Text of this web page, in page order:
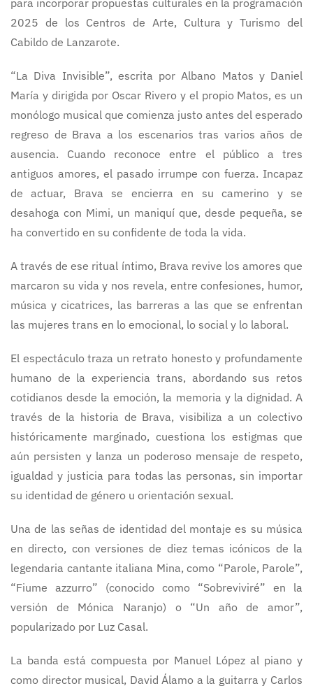
2025 de los Centros de Arte, Cultura y Turismo del
Cabildo de Lanzarote.
“La Diva Invisible”, escrita por Albano Matos y Daniel
María y dirigida por Oscar Rivero y el propio Matos, es un
monólogo musical que comienza justo antes del esperado
regreso de Brava a los escenarios tras varios años de
ausencia. Cuando reconoce entre el público a tres
antiguos amores, el pasado irrumpe con fuerza. Incapaz
de actuar, Brava se encierra en su camerino y se
desahoga con Mimi, un maniquí que, desde pequeña, se
ha convertido en su confidente de toda la vida.
A través de ese ritual íntimo, Brava revive los amores que
marcaron su vida y nos revela, entre confesiones, humor,
música y cicatrices, las barreras a las que se enfrentan
las mujeres trans en lo emocional, lo social y lo laboral.
El espectáculo traza un retrato honesto y profundamente
humano de la experiencia trans, abordando sus retos
cotidianos desde la emoción, la memoria y la dignidad. A
través de la historia de Brava, visibiliza a un colectivo
históricamente marginado, cuestiona los estigmas que
aún persisten y lanza un poderoso mensaje de respeto,
igualdad y justicia para todas las personas, sin importar
su identidad de género u orientación sexual.
Una de las señas de identidad del montaje es su música
en directo, con versiones de diez temas icónicos de la
legendaria cantante italiana Mina, como “Parole, Parole”,
“Fiume azzurro” (conocido como “Sobreviviré” en la
versión de Mónica Naranjo) o “Un año de amor”,
popularizado por Luz Casal.
La banda está compuesta por Manuel López al piano y
como director musical, David Álamo a la guitarra y Carlos